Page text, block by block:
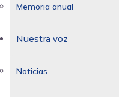
Memoria anual
Nuestra voz
Noticias